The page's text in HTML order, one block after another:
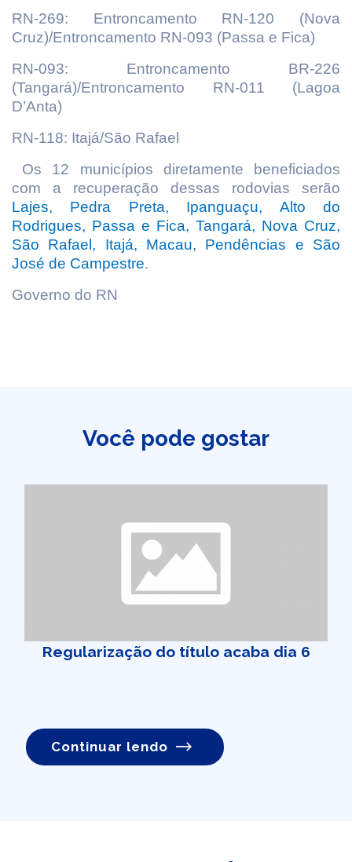
RN-269: Entroncamento RN-120 (Nova
Cruz)/Entroncamento RN-093 (Passa e Fica)
RN-093: Entroncamento BR-226
(Tangará)/Entroncamento RN-011 (Lagoa
D’Anta)
RN-118: Itajá/São Rafael
Os 12 municípios diretamente beneficiados
com a recuperação dessas rodovias serão
Lajes, Pedra Preta, Ipanguaçu, Alto do
Rodrigues, Passa e Fica, Tangará, Nova Cruz,
São Rafael, Itajá, Macau, Pendências e São
José de Campestre.
Governo do RN
Você pode gostar
Regularização do título acaba dia 6
Continuar lendo